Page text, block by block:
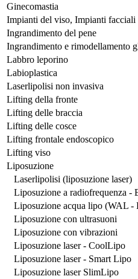
Ginecomastia
Impianti del viso, Impianti facciali
Ingrandimento del pene
Ingrandimento e rimodellamento
Labbro leporino
Labioplastica
Laserlipolisi non invasiva
Lifting della fronte
Lifting delle braccia
Lifting delle cosce
Lifting frontale endoscopico
Lifting viso
Liposuzione
Laserlipolisi (liposuzione laser)
Liposuzione a radiofrequenza -
Liposuzione acqua lipo (WAL -
Liposuzione con ultrasuoni
Liposuzione con vibrazioni
Liposuzione laser - CoolLipo
Liposuzione laser - Smart Lipo
Liposuzione laser SlimLipo